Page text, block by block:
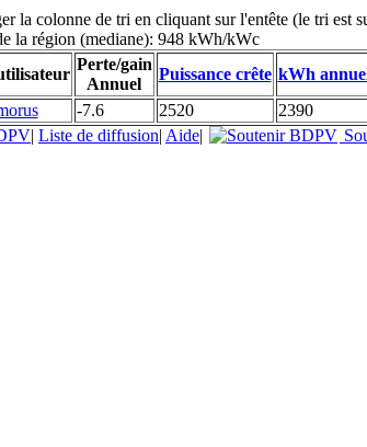
la colonne de tri en cliquant sur l'entête (le tri est
la région (mediane): 948 kWh/kWc
Perte/gain
Annuel
Puissance crête kWh
-7.6 2520 2390
| Liste de diffusion| Aide|